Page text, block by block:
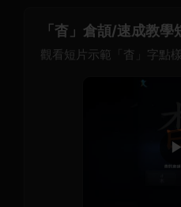
「杳」倉頡/速成教學
觀看短片示範「杳」字點
▶